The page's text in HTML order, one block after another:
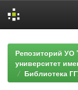
navigationРепозиторий УО
университет
Библиотека